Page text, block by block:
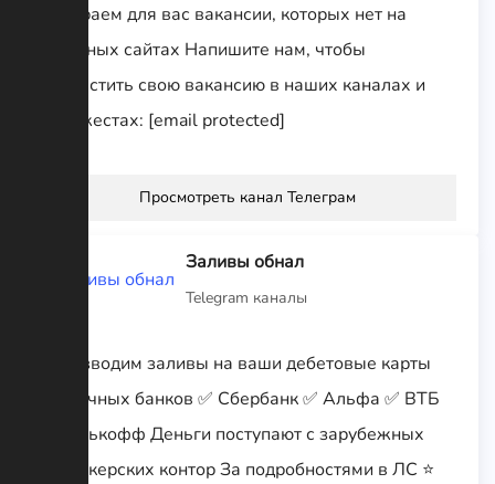
Собираем для вас вакансии, которых нет на
работных сайтах Напишите нам, чтобы
разместить свою вакансию в наших каналах и
дайджестах: [email protected]
Просмотреть канал Телеграм
Заливы обнал
Telegram каналы
Производим заливы на ваши дебетовые карты
различных банков ✅ Сбербанк ✅ Альфа ✅ ВТБ
✅ Тинькофф Деньги поступают с зарубежных
букмекерских контор За подробностями в ЛС ⭐️